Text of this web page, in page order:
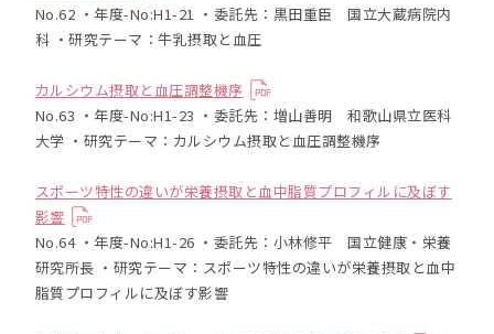
No.62 ・年度-No:H1-21 ・委託先：黒田重臣 国立大蔵病院内
科 ・研究テーマ：牛乳摂取と血圧
カルシウム摂取と血圧調整機序
No.63 ・年度-No:H1-23 ・委託先：増山善明 和歌山県立医科
大学 ・研究テーマ：カルシウム摂取と血圧調整機序
スポーツ特性の違いが栄養摂取と血中脂質プロフィルに及ぼす
影響
No.64 ・年度-No:H1-26 ・委託先：小林修平 国立健康・栄養
研究所長 ・研究テーマ：スポーツ特性の違いが栄養摂取と血中
脂質プロフィルに及ぼす影響